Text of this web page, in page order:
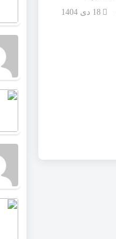
18 دی 1404